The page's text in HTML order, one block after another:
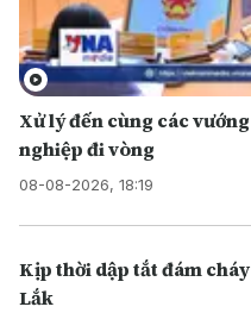
Xử lý đến cùng các
nghiệp đi vòng
08-08-2026, 18:19
Kịp thời dập tắt đám
Lắk